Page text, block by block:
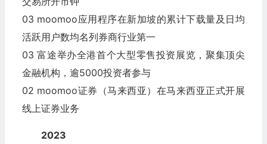
03 moomoo应用程序在新加坡的累计下载量及日均
活跃用户数均名列券商行业第一
03 富途举办全港首个大型零售投资展览，聚集顶尖
金融机构，逾5000投资者参与
02 moomoo证券（马来西亚）在马来西亚正式开展
线上证券业务
2023